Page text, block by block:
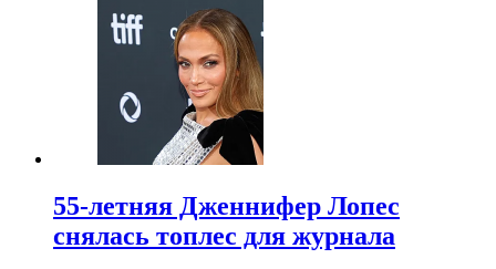
55-летняя Дженнифер Лопес
снялась топлес для журнала